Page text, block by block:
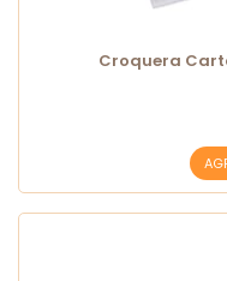
Croquera